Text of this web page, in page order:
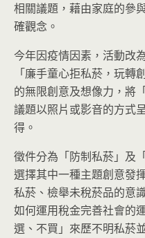
相關議題，藉由家庭的參
確觀念。
今年因疫情因素，活動改
「廉手童心拒私菸，玩
的無限創意及想像力，將
議題以照片或影音的方式
得。
徵件分為「防制私菸」及
選擇其中一種主題創意發
私菸、檢舉未稅菸品的意
如何運用稅金完善社會的
選、不買」來歷不明私菸